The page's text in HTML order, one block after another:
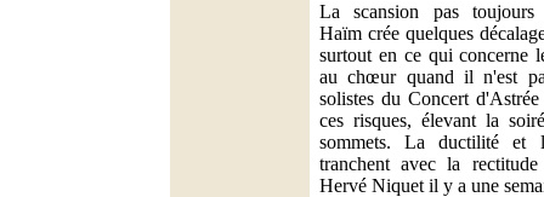
La scansion pas toujours
Haïm crée quelques
surtout en ce qui concerne
au chœur quand il n'est
solistes du Concert
ces risques, élevant la
sommets. La ductilité et
tranchent avec la
Hervé Niquet il y a une